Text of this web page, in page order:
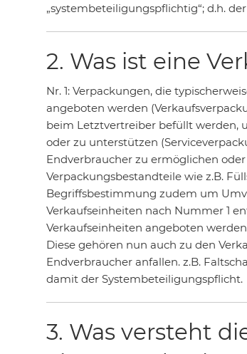
„systembeteiligungspflichtig“; d.h.
2. Was ist eine
Nr. 1: Verpackungen, die
angeboten werden
beim Letztvertreiber befüllt werden,
oder zu unterstützen
Endverbraucher zu ermöglichen
Verpackungsbestandteile wie z.B.
Begriffsbestimmung zudem um
Verkaufseinheiten nach Nummer 1
Verkaufseinheiten angeboten
Diese gehören nun auch zu den
Endverbraucher anfallen. z.B.
damit der Systembeteiligungspflicht.
3. Was versteht